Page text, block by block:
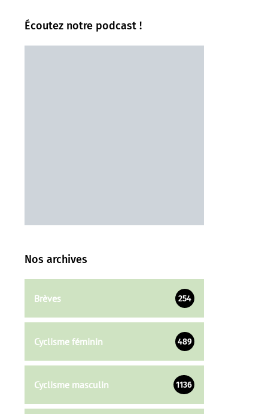
Écoutez notre podcast !
Nos archives
Brèves 254
Cyclisme féminin 489
Cyclisme masculin 1136